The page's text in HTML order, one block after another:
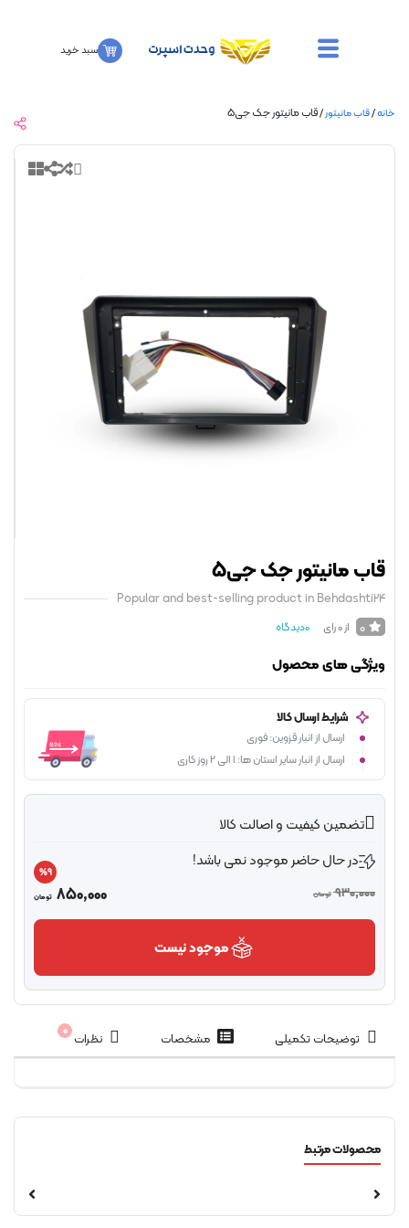
سبد خرید
قاب مانیتور/ قاب مانیتور جک جی۵
مانیتور جک جی5
Popular and best-selling product in
از 0 رای 0دیدگاه
های محصول
شرایط ارسال کالا
ارسال از انبار قزوین: فوری
ارسال از انبار سایر استان ها: 1 الی 2 روز کاری
تضمین کیفیت و اصالت کالا
در حال حاضر موجود نمی باشد!
تومان 850,000 تومان
موجود نیست
توضیحات تکمیلی مشخصات نظرات
مرتبط